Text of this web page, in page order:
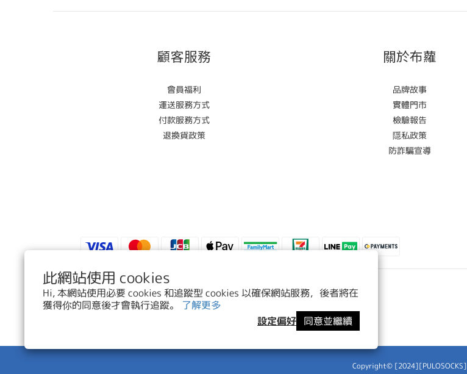
此網站使用 cookies
Hi, 本網站使用必要 cookies 和追蹤型 cookies 以確保網站服務，後者將在
獲得你的同意後才會執行追蹤。 了解更多
設定偏好 同意並繼續
顧客服務
會員福利
運送服務方式
付款服務方式
退換貨政策
關於布蘿
品牌故事
實體門市
檢驗報告
隱私政策
防詐騙宣導
$ TWD 繁體中文
Copyright© [2024][PULOSOCKS]